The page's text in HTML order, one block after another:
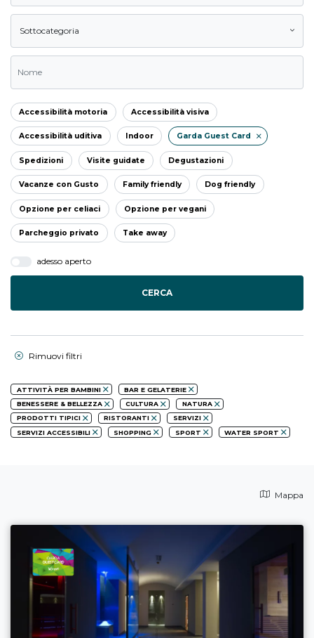
Sottocategoria
Accessibilità motoria Accessibilità visiva
Accessibilità uditiva Indoor Garda Guest Card
Spedizioni Visite guidate Degustazioni
Vacanze con Gusto Family friendly Dog friendly
Opzione per celiaci Opzione per vegani
Parcheggio privato Take away
adesso aperto
CERCA
Rimuovi filtri
ATTIVITÀ PER BAMBINI
BAR E GELATERIE
BENESSERE & BELLEZZA
CULTURA
NATURA
PRODOTTI TIPICI
RISTORANTI
SERVIZI
SERVIZI ACCESSIBILI
SHOPPING SPORT WATER SPORT
Mappa